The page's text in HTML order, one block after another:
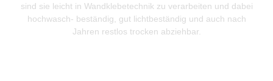
sind sie leicht in Wandklebetechnik zu verarbeiten und dabei
hochwasch- beständig, gut lichtbeständig und auch nach
Jahren restlos trocken abziehbar.